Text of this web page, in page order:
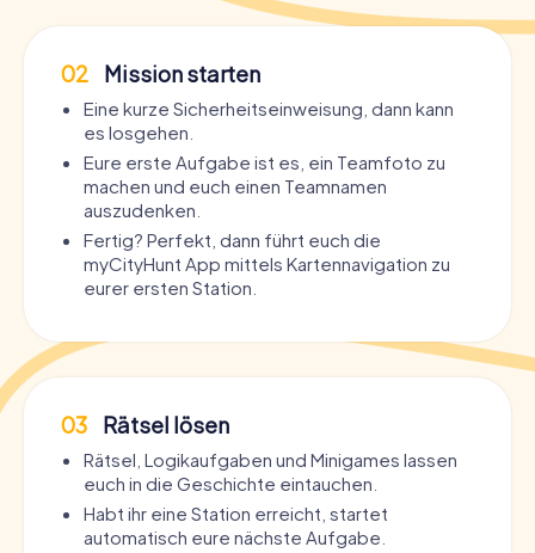
02 Mission starten
Eine kurze Sicherheitseinweisung, dann kann
es losgehen.
Eure erste Aufgabe ist es, ein Teamfoto zu
machen und euch einen Teamnamen
auszudenken.
Fertig? Perfekt, dann führt euch die
myCityHunt App mittels Kartennavigation zu
eurer ersten Station.
03 Rätsel lösen
Rätsel, Logikaufgaben und Minigames lassen
euch in die Geschichte eintauchen.
Habt ihr eine Station erreicht, startet
automatisch eure nächste Aufgabe.